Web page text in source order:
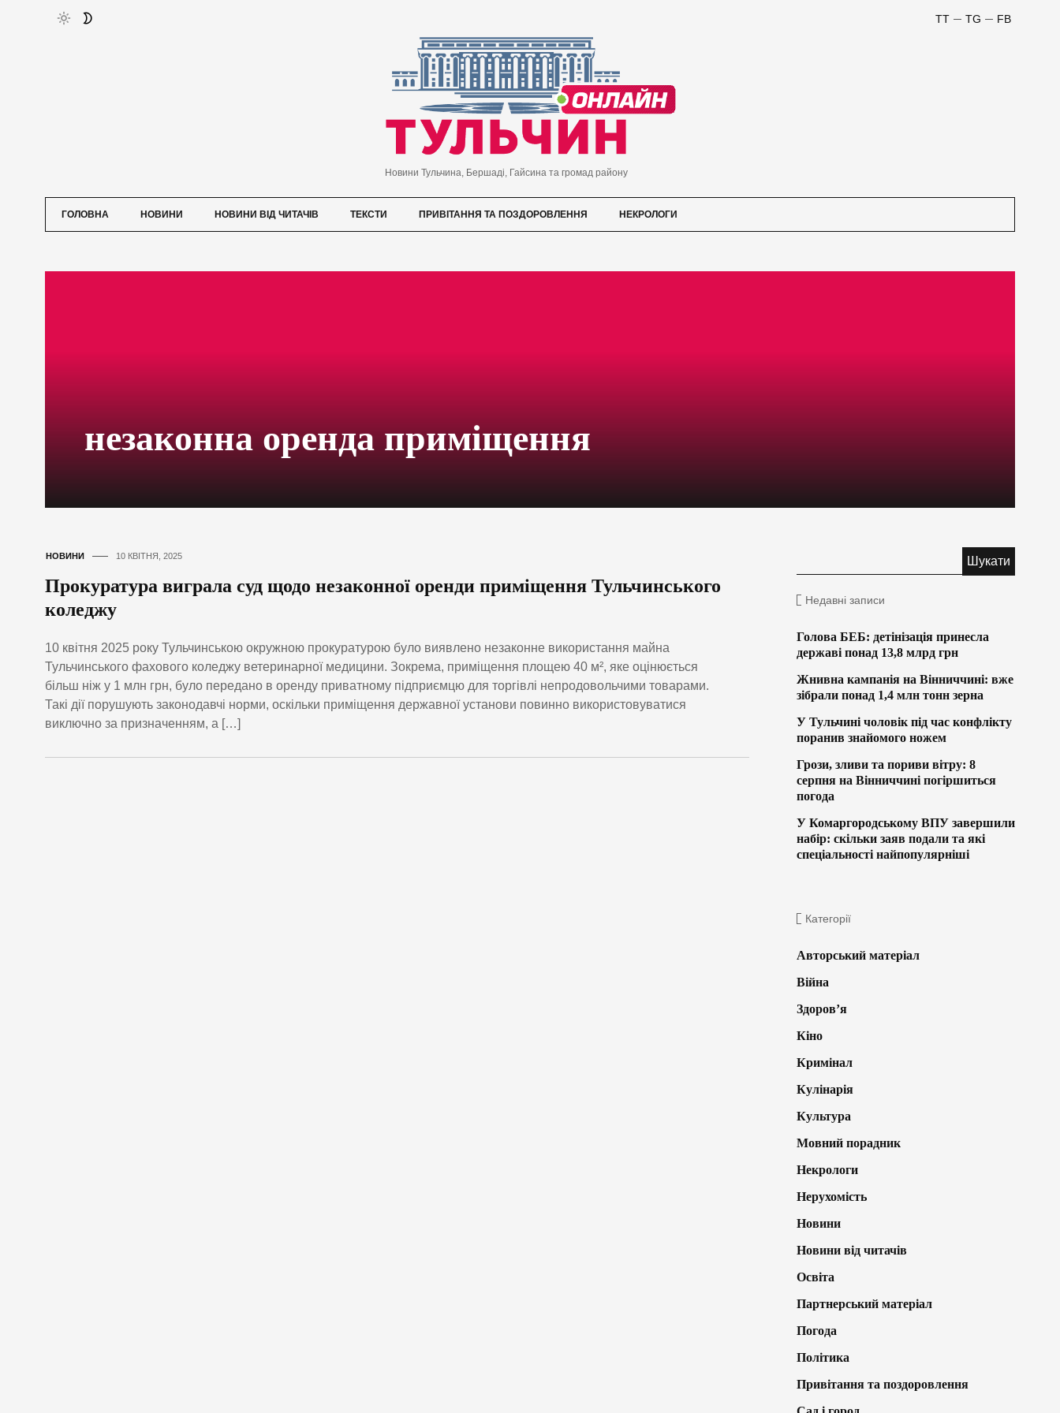
FB
TG
TT
Новини Тульчина, Бершаді, Гайсина та громад району
ГОЛОВНА НОВИНИ НОВИНИ ВІД ЧИТАЧІВ ТЕКСТИ ПРИВІТАННЯ ТА ПОЗДОРОВЛЕННЯ НЕКРОЛОГИ
незаконна оренда приміщення
НОВИНИ 10 КВІТНЯ, 2025
Прокуратура виграла суд щодо незаконної оренди приміщення Тульчинського
коледжу
10 квітня 2025 року Тульчинською окружною прокуратурою було виявлено незаконне використання майна
Тульчинського фахового коледжу ветеринарної медицини. Зокрема, приміщення площею 40 м², яке оцінюється
більш ніж у 1 млн грн, було передано в оренду приватному підприємцю для торгівлі непродовольчими товарами.
Такі дії порушують законодавчі норми, оскільки приміщення державної установи повинно використовуватися
виключно за призначенням, а […]
Недавні записи
Голова БЕБ: детінізація принесла
державі понад 13,8 млрд грн
Жнивна кампанія на Вінниччині: вже
зібрали понад 1,4 млн тонн зерна
У Тульчині чоловік під час конфлікту
поранив знайомого ножем
Грози, зливи та пориви вітру: 8
серпня на Вінниччині погіршиться
погода
У Комаргородському ВПУ завершили
набір: скільки заяв подали та які
спеціальності найпопулярніші
Категорії
Авторський матеріал
Війна
Здоров’я
Кіно
Кримінал
Кулінарія
Культура
Мовний порадник
Некрологи
Нерухомість
Новини
Новини від читачів
Освіта
Партнерський матеріал
Погода
Політика
Привітання та поздоровлення